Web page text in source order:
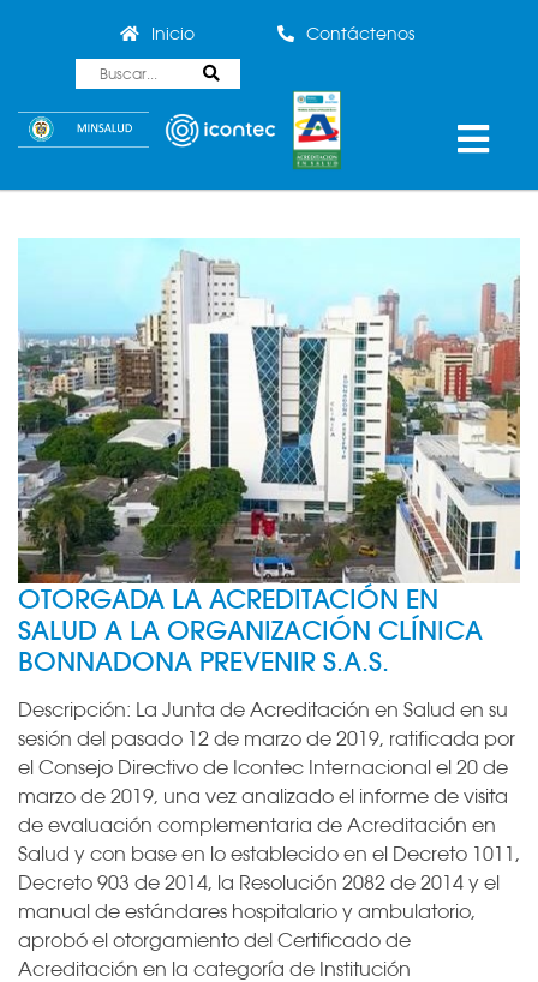
Inicio Contáctenos
OTORGADA LA ACREDITACIÓN EN
SALUD A LA ORGANIZACIÓN CLÍNICA
BONNADONA PREVENIR S.A.S.
Descripción: La Junta de Acreditación en Salud en su
sesión del pasado 12 de marzo de 2019, ratificada por
el Consejo Directivo de Icontec Internacional el 20 de
marzo de 2019, una vez analizado el informe de visita
de evaluación complementaria de Acreditación en
Salud y con base en lo establecido en el Decreto 1011,
Decreto 903 de 2014, la Resolución 2082 de 2014 y el
manual de estándares hospitalario y ambulatorio,
aprobó el otorgamiento del Certificado de
Acreditación en la categoría de Institución